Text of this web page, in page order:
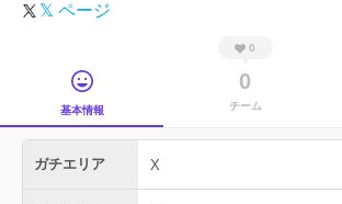
𝕏 ページ
基本情報
0
0
チーム
ガチエリア X